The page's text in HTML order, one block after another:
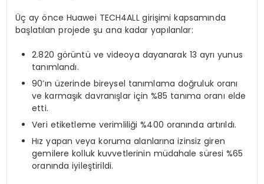
Üç ay önce Huawei TECH4ALL girişimi kapsamında
başlatılan projede şu ana kadar yapılanlar:
2.820 görüntü ve videoya dayanarak 13 ayrı yunus
tanımlandı.
90’ın üzerinde bireysel tanımlama doğruluk oranı
ve karmaşık davranışlar için %85 tanıma oranı elde
etti.
Veri etiketleme verimliliği %400 oranında artırıldı.
Hız yapan veya koruma alanlarına izinsiz giren
gemilere kolluk kuvvetlerinin müdahale süresi %65
oranında iyileştirildi.